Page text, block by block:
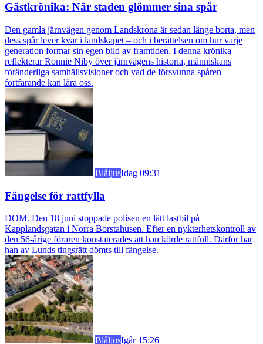
Gästkrönika: När staden glömmer sina spår
Den gamla järnvägen genom Landskrona är sedan länge borta, men
dess spår lever kvar i landskapet – och i berättelsen om hur varje
generation formar sin egen bild av framtiden. I denna krönika
reflekterar Ronnie Niby över järnvägens historia, människans
föränderliga samhällsvisioner och vad de försvunna spåren
fortfarande kan lära oss.
BlåljusIdag 09:31
Fängelse för rattfylla
DOM. Den 18 juni stoppade polisen en lätt lastbil på
Kapplandsgatan i Norra Borstahusen. Efter en nykterhetskontroll av
den 56-årige föraren konstaterades att han körde rattfull. Därför har
han av Lunds tingsrätt dömts till fängelse.
BlåljusIgår 15:26